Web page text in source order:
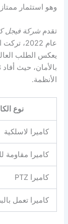
وهو استثمار
تقدمشركة فيجل
يعكس الطلب
الأنظمة.
نوع
كاميرا لاسلكية
كاميرا مقاومة
كاميرا PTZ
كاميرا تعمل